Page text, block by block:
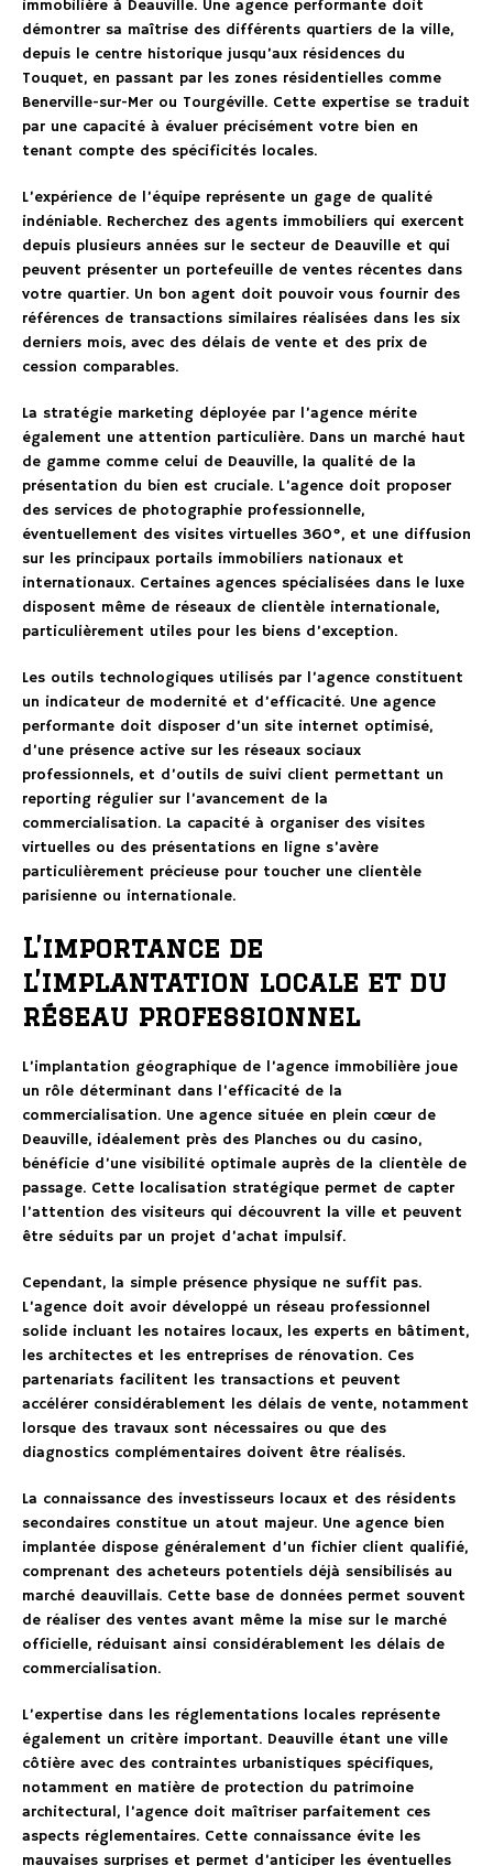
immobilière à Deauville. Une agence performante doit
démontrer sa maîtrise des différents quartiers de la ville,
depuis le centre historique jusqu’aux résidences du
Touquet, en passant par les zones résidentielles comme
Benerville-sur-Mer ou Tourgéville. Cette expertise se traduit
par une capacité à évaluer précisément votre bien en
tenant compte des spécificités locales.
L’expérience de l’équipe représente un gage de qualité
indéniable. Recherchez des agents immobiliers qui exercent
depuis plusieurs années sur le secteur de Deauville et qui
peuvent présenter un portefeuille de ventes récentes dans
votre quartier. Un bon agent doit pouvoir vous fournir des
références de transactions similaires réalisées dans les six
derniers mois, avec des délais de vente et des prix de
cession comparables.
La stratégie marketing déployée par l’agence mérite
également une attention particulière. Dans un marché haut
de gamme comme celui de Deauville, la qualité de la
présentation du bien est cruciale. L’agence doit proposer
des services de photographie professionnelle,
éventuellement des visites virtuelles 360°, et une diffusion
sur les principaux portails immobiliers nationaux et
internationaux. Certaines agences spécialisées dans le luxe
disposent même de réseaux de clientèle internationale,
particulièrement utiles pour les biens d’exception.
Les outils technologiques utilisés par l’agence constituent
un indicateur de modernité et d’efficacité. Une agence
performante doit disposer d’un site internet optimisé,
d’une présence active sur les réseaux sociaux
professionnels, et d’outils de suivi client permettant un
reporting régulier sur l’avancement de la
commercialisation. La capacité à organiser des visites
virtuelles ou des présentations en ligne s’avère
particulièrement précieuse pour toucher une clientèle
parisienne ou internationale.
L’importance de
l’implantation locale et du
réseau professionnel
L’implantation géographique de l’agence immobilière joue
un rôle déterminant dans l’efficacité de la
commercialisation. Une agence située en plein cœur de
Deauville, idéalement près des Planches ou du casino,
bénéficie d’une visibilité optimale auprès de la clientèle de
passage. Cette localisation stratégique permet de capter
l’attention des visiteurs qui découvrent la ville et peuvent
être séduits par un projet d’achat impulsif.
Cependant, la simple présence physique ne suffit pas.
L’agence doit avoir développé un réseau professionnel
solide incluant les notaires locaux, les experts en bâtiment,
les architectes et les entreprises de rénovation. Ces
partenariats facilitent les transactions et peuvent
accélérer considérablement les délais de vente, notamment
lorsque des travaux sont nécessaires ou que des
diagnostics complémentaires doivent être réalisés.
La connaissance des investisseurs locaux et des résidents
secondaires constitue un atout majeur. Une agence bien
implantée dispose généralement d’un fichier client qualifié,
comprenant des acheteurs potentiels déjà sensibilisés au
marché deauvillais. Cette base de données permet souvent
de réaliser des ventes avant même la mise sur le marché
officielle, réduisant ainsi considérablement les délais de
commercialisation.
L’expertise dans les réglementations locales représente
également un critère important. Deauville étant une ville
côtière avec des contraintes urbanistiques spécifiques,
notamment en matière de protection du patrimoine
architectural, l’agence doit maîtriser parfaitement ces
aspects réglementaires. Cette connaissance évite les
mauvaises surprises et permet d’anticiper les éventuelles